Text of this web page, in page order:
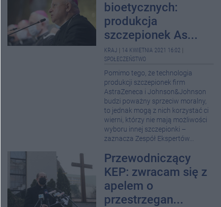
bioetycznych:
produkcja
szczepionek As...
KRAJ 14 KWIETNIA 2021 16:02
SPOŁECZEŃSTWO
Pomimo tego, że technologia
produkcji szczepionek firm
AstraZeneca i Johnson&Johnson
budzi poważny sprzeciw moralny,
to jednak mogą z nich korzystać ci
wierni, którzy nie mają możliwości
wyboru innej szczepionki –
zaznacza Zespół Ekspertów...
Przewodniczący
KEP: zwracam się z
apelem o
przestrzegan...